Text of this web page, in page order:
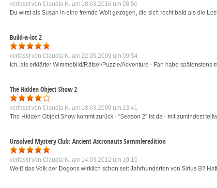
verfasst von Claudia K. am 18.03.2016 um 08:50
Du wirst als Susan in eine fremde Welt gezogen, die sich recht bald als die
Build-a-lot 2
verfasst von Claudia K. am 22.05.2009 um 09:54
Ich, als erklärter Wimmebild/Rätsel/Puzzle/Adventure - Fan habe
The Hidden Object Show 2
verfasst von Claudia K. am 18.03.2009 um 13:41
The Hidden Object Show kommt zurück - "Season 2" ist da - mit zumindest
Unsolved Mystery Club: Ancient Astronauts Sammleredition
verfasst von Claudia K. am 14.03.2012 um 10:15
Weiß das Volk der Dogons wirklich schon seit Jahrhunderten von Sirius B?